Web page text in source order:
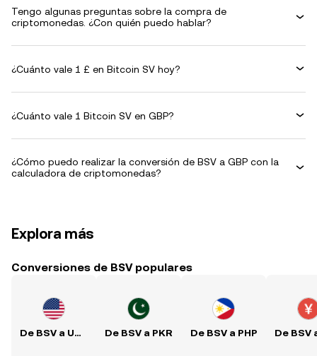
Tengo algunas preguntas sobre la compra de
criptomonedas. ¿Con quién puedo hablar?
¿Cuánto vale 1 £ en Bitcoin SV hoy?
¿Cuánto vale 1 Bitcoin SV en GBP?
¿Cómo puedo realizar la conversión de BSV a GBP con la
calculadora de criptomonedas?
Explora más
Conversiones de BSV populares
De BSV a USD De BSV a PKR De BSV a PHP